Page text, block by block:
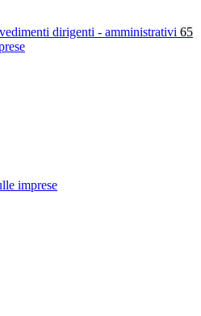
dirigenti - amministrativi 65
imprese